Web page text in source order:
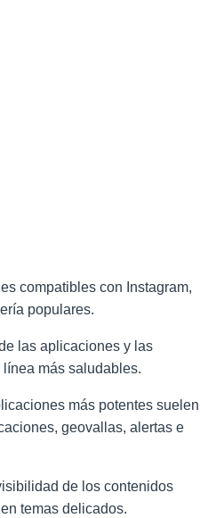
compatibles con Instagram,
populares.
las aplicaciones y las
más saludables.
más potentes suelen
geovallas, alertas e
de los contenidos
temas delicados.